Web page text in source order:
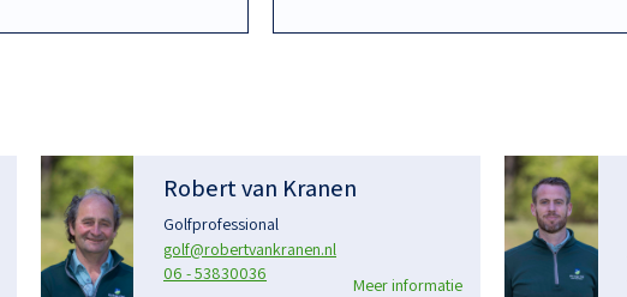
Robert van Kranen
Golfprofessional
golf@robertvankranen.nl
06 - 53830036
Meer informatie